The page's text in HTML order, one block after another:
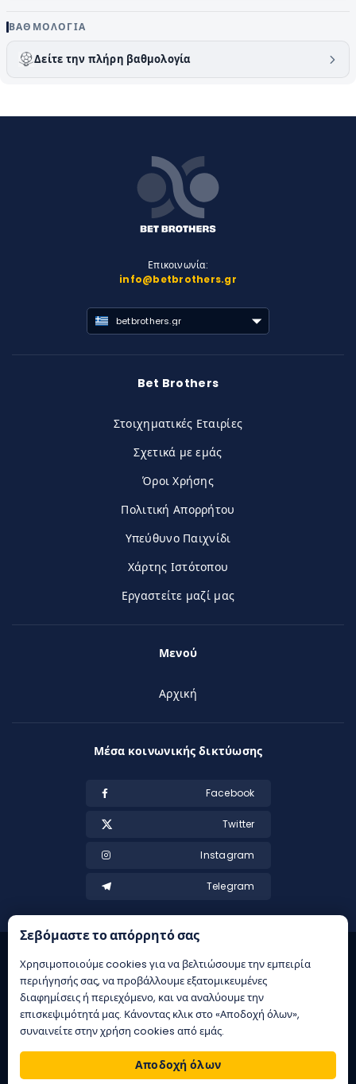
ΒΑΘΜΟΛΟΓΊΑ
Δείτε την πλήρη βαθμολογία
Επικοινωνία:
info@betbrothers.gr
betbrothers.gr
Bet Brothers
Στοιχηματικές Εταιρίες
Σχετικά με εμάς
Όροι Χρήσης
Πολιτική Απορρήτου
Υπεύθυνο Παιχνίδι
Χάρτης Ιστότοπου
Εργαστείτε μαζί μας
Μενού
Αρχική
Μέσα κοινωνικής δικτύωσης
Facebook
Twitter
Instagram
Telegram
περιουσίας | ΕΟΠΑΕ – ΓΡΑΜΜΗ ΣΥΜΒΟΥΛΕΥΤΙΚΗΣ: 1114 | Παιξε
υπευθυνα
Σεβόμαστε το απόρρητό σας
Χρησιμοποιούμε cookies για να βελτιώσουμε την εμπειρία
περιήγησής σας, να προβάλλουμε εξατομικευμένες
διαφημίσεις ή περιεχόμενο, και να αναλύουμε την
επισκεψιμότητά μας. Κάνοντας κλικ στο «Αποδοχή όλων»,
συναινείτε στην χρήση cookies από εμάς.
Αποδοχή όλων